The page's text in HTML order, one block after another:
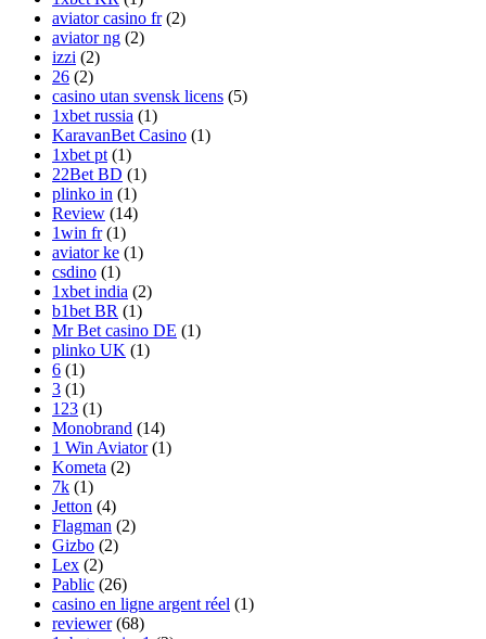
aviator casino fr(2)
aviator ng (2)
izzi (2)
26 (2)
casino utan svensk licens (5)
1xbet russia (1)
KaravanBet Casino (1)
1xbet pt (1)
22Bet BD (1)
plinko in (1)
Review (14)
1win fr(1)
aviator ke (1)
csdino (1)
1xbet india (2)
b1bet BR (1)
Mr Bet casino DE (1)
plinko UK (1)
6 (1)
3 (1)
123 (1)
Monobrand (14)
1 Win Aviator(1)
Kometa (2)
7k (1)
Jetton (4)
Flagman (2)
Gizbo (2)
Lex (2)
Pablic (26)
casino en ligne argent réel (1)
reviewer(68)